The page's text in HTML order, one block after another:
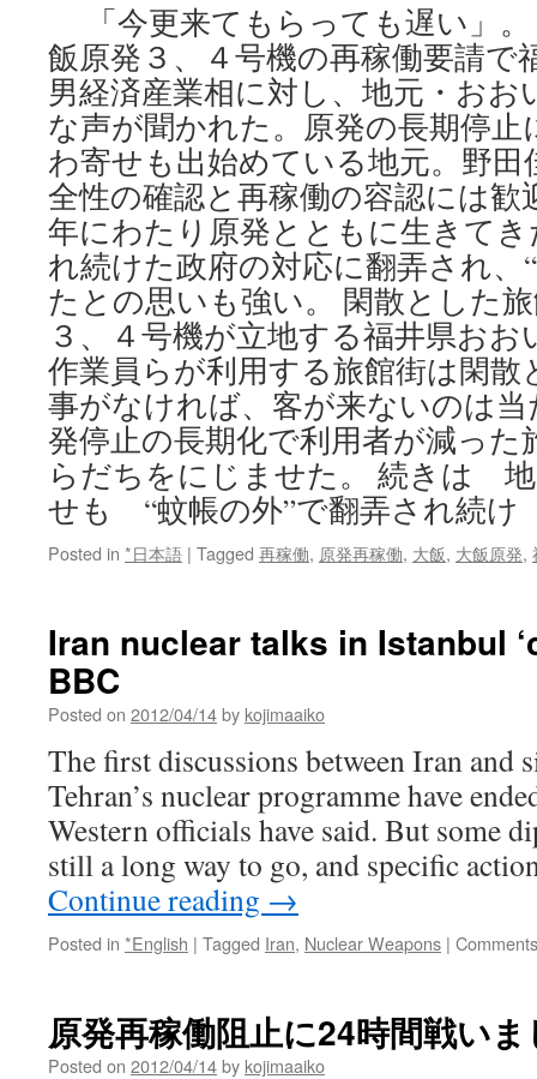
「今更来てもらっても遅い」。
飯原発３、４号機の再稼働要請で
男経済産業相に対し、地元・お
な声が聞かれた。原発の長期停
わ寄せも出始めている地元。野
全性の確認と再稼働の容認には歓
年にわたり原発とともに生きて
れ続けた政府の対応に翻弄され、
たとの思いも強い。 閑散とした
３、４号機が立地する福井県おお
作業員らが利用する旅館街は閑
事がなければ、客が来ないのは
発停止の長期化で利用者が減った
らだちをにじませた。 続きは
せも “蚊帳の外”で翻弄され続け
Posted in *日本語 | Tagged 再稼働, 原発再稼働, 大飯, 大飯原発,
Iran nuclear talks in Istanbul
BBC
Posted on 2012/04/14by kojimaaiko
The first discussions between Iran and
Tehran’s nuclear programme have
Western officials have said. But some
still a long way to go, and specific
Continue reading →
Posted in *English | Tagged Iran, Nuclear Weapons |
原発再稼働阻止に24時間戦い
Posted on 2012/04/14by kojimaaiko